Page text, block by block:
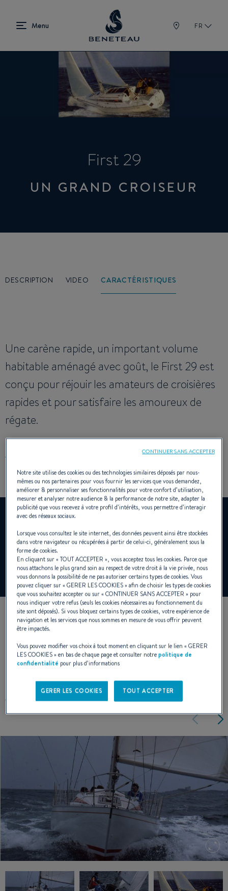
FR
First 29
UN GRAND CROISEUR
DESCRIPTION VIDEO CARACTÉRISTIQUES
Une carène rapide, un important volume
habitable aménagé avec goût, le First 29 est
conçu pour réjouir les amateurs de croisières
rapides et pour satisfaire les amoureux de
régate.
ARCHITECTE NAVAL : GROUPE FINOT
YouTube est désactivé.
autoriser l'utilisation de cookies de fonctionnalité sur notre
Gérer les cookies
DESIGN EXTERIOR
Notre site utilise des cookies ou des technologies similaires déposés par nous-
mêmes ou nos partenaires pour vous fournir les services que vous demandez,
améliorer & personnaliser ses fonctionnalités pour votre confort d’utilisation,
mesurer et analyser notre audience & la performance de notre site, adapter la
publicité que vous recevez à votre profil d’intérêts, vous permettre d’interagir
avec des réseaux sociaux.
Lorsque vous consultez le site internet, des données peuvent ainsi être stockées
dans votre navigateur ou récupérées à partir de celui-ci, généralement sous la
forme de cookies.
En cliquant sur «TOUT ACCEPTER », vous acceptez tous les cookies. Parce que
nous attachons le plus grand soin au respect de votre droit à la vie privée, nous
vous donnons la possibilité de ne pas autoriser certains types de cookies. Vous
pouvez cliquer sur «GERER LES COOKIES» afin de choisir les types de cookies
que vous souhaitez accepter ou sur «CONTINUER SANS ACCEPTER » pour
nous indiquer votre refus (seuls les cookies nécessaires au fonctionnement du
site sont déposés). Si vous bloquez certains types de cookies, votre expérience de
navigation et les services que nous sommes en mesure de vous offrir peuvent
être impactés.
Vous pouvez modifier vos choix à tout moment en cliquant sur le lien «GERER
LES COOKIES» en bas de chaque page et consulter notrepolitique de
confidentialité pour plus d’informations
GERER LES COOKIES TOUT ACCEPTER
CONTINUER SANS ACCEPTER